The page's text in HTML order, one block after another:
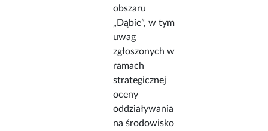
obszaru
„Dąbie”, w tym
uwag
zgłoszonych w
ramach
strategicznej
oceny
oddziaływania
na środowisko